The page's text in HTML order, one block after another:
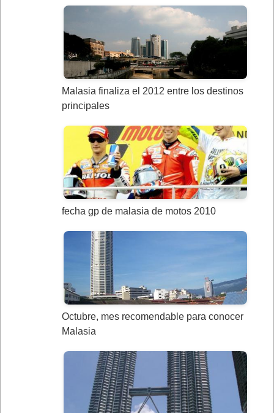
Malasia finaliza el 2012 entre los destinos
principales
fecha gp de malasia de motos 2010
Octubre, mes recomendable para conocer
Malasia